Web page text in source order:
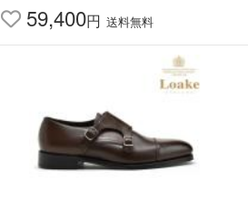
59,400円 送料無料